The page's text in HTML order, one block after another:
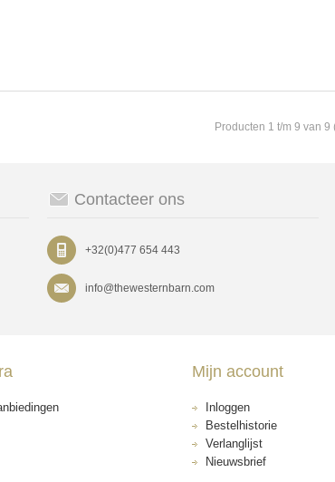
Producten 1 t/m 9 van 9
Contacteer ons
+32(0)477 654 443
info@thewesternbarn.com
Mijn account
Inloggen
Bestelhistorie
Verlanglijst
Nieuwsbrief